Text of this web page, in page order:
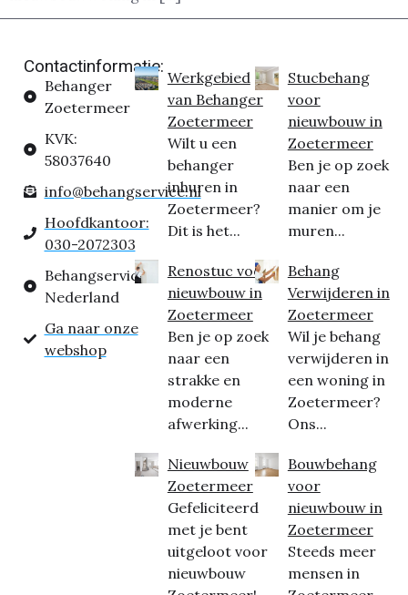
Contactinformatie:
Behanger
Zoetermeer
KVK:
58037640
info@behangservice.nl
Hoofdkantoor:
030-2072303
Behangservice
Nederland
Ga naar onze
webshop
Werkgebied
van Behanger
Zoetermeer
Wilt u een
behanger
inhuren in
Zoetermeer?
Dit is het...
Renostuc voor
nieuwbouw in
Zoetermeer
Ben je op zoek
naar een
strakke en
moderne
afwerking...
Nieuwbouw
Zoetermeer
Gefeliciteerd
met je bent
uitgeloot voor
nieuwbouw
Stucbehang
voor
nieuwbouw in
Zoetermeer
Ben je op zoek
naar een
manier om je
muren...
Behang
Verwijderen in
Zoetermeer
Wil je behang
verwijderen in
een woning in
Zoetermeer?
Ons...
Bouwbehang
voor
nieuwbouw in
Zoetermeer
Steeds meer
mensen in